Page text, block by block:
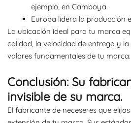
ejemplo, en Camboya.
Europa lidera la producción
La ubicación ideal para tu marca
calidad, la velocidad de entrega y
valores fundamentales de tu marca.
Conclusión: Su
invisible de su marca.
El fabricante de neceseres que